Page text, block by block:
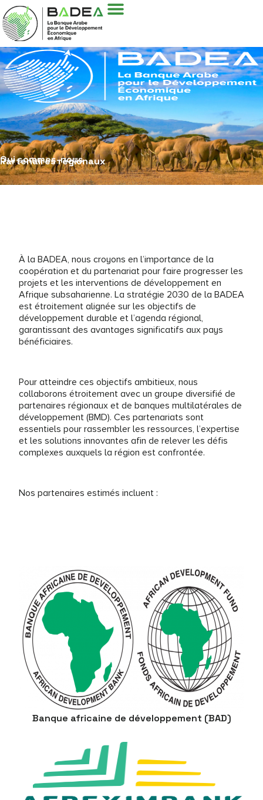
Qui sommes-nous
Partenaires régionaux
À la BADEA, nous croyons en l’importance de la
coopération et du partenariat pour faire progresser les
projets et les interventions de développement en
Afrique subsaharienne. La stratégie 2030 de la BADEA
est étroitement alignée sur les objectifs de
développement durable et l’agenda régional,
garantissant des avantages significatifs aux pays
bénéficiaires.
Pour atteindre ces objectifs ambitieux, nous
collaborons étroitement avec un groupe diversifié de
partenaires régionaux et de banques multilatérales de
développement (BMD). Ces partenariats sont
essentiels pour rassembler les ressources, l’expertise
et les solutions innovantes afin de relever les défis
complexes auxquels la région est confrontée.
Nos partenaires estimés incluent :
Banque africaine de développement (BAD)